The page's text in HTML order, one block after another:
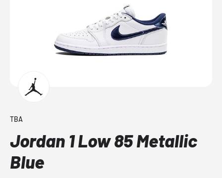
TBA
Jordan 1 Low 85 Metallic
Blue